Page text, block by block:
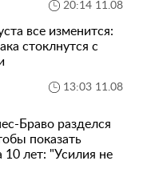
20:14 11.08
все изменится:
стоклнутся с
13:03 11.08
Браво разделся
показать
10 лет: "Усилия не